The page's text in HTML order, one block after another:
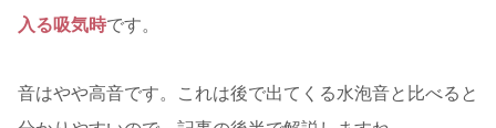
入る吸気時です。
音はやや高音です。これは後で出てくる水泡音と比べると